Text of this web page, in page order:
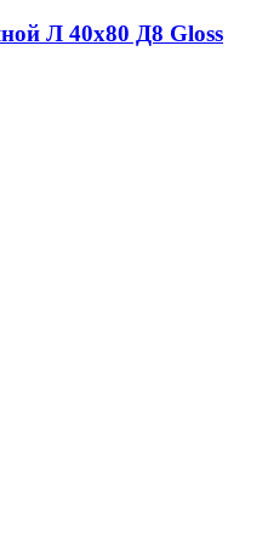
Л 40х80 Д8 Gloss